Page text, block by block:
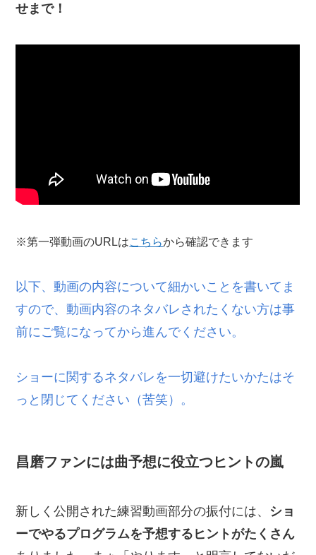
せまで！
※第一弾動画のURLはこちらから確認できます
以下、動画の内容について細かいことを書いてま
すので、動画内容のネタバレされたくない方は事
前にご覧になってから進んでください。
ショーに関するネタバレを一切避けたいかたはそ
っと閉じてください（苦笑）。
昌磨ファンには曲予想に役立つヒントの嵐
新しく公開された練習動画部分の振付には、 ショ
ーでやるプログラムを予想するヒントがたくさん